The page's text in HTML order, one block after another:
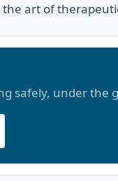
the art of
safely, under the